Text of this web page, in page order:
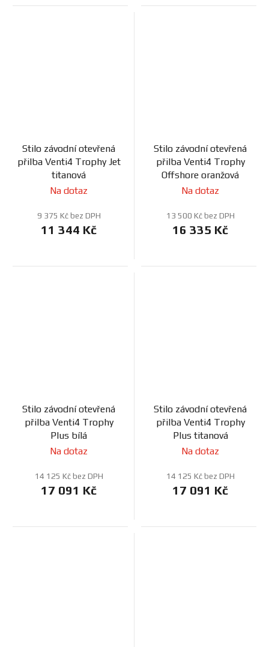
Stilo závodní otevřená
přilba Venti4 Trophy Jet
titanová
Na dotaz
9 375 Kč bez DPH
11 344 Kč
Stilo závodní otevřená
přilba Venti4 Trophy
Offshore oranžová
Na dotaz
13 500 Kč bez DPH
16 335 Kč
Stilo závodní otevřená
přilba Venti4 Trophy
Plus bílá
Na dotaz
14 125 Kč bez DPH
17 091 Kč
Stilo závodní otevřená
přilba Venti4 Trophy
Plus titanová
Na dotaz
14 125 Kč bez DPH
17 091 Kč